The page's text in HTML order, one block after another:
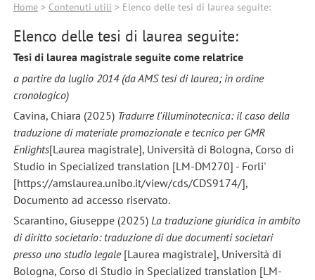
Home> Contenuti utili > Elenco delle tesi di laurea seguite:
Elenco delle tesi di laurea seguite:
Tesi di laurea magistrale seguite come relatrice
a partire da luglio 2014 (da AMS tesi di laurea; in ordine
cronologico)
Cavina, Chiara (2025) Tradurre l'illuminotecnica: il caso della
traduzione di materiale promozionale e tecnico per GMR
Enlights[Laurea magistrale], Università di Bologna, Corso di
Studio in Specialized translation [LM-DM270] - Forli'
[https://amslaurea.unibo.it/view/cds/CDS9174/],
Documento ad accesso riservato.
Scarantino, Giuseppe (2025) La traduzione giuridica in ambito
di diritto societario: traduzione di due documenti societari
presso uno studio legale [Laurea magistrale], Università di
Bologna, Corso di Studio in Specialized translation [LM-